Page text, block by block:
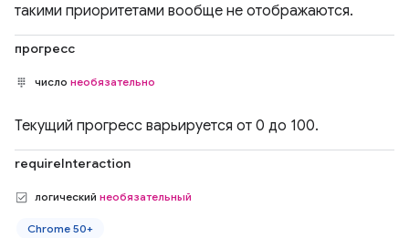
такими приоритетами вообще не отображаются.
прогресс
число необязательно
Текущий прогресс варьируется от 0 до 100.
requireInteraction
логический необязательный
Chrome 50+